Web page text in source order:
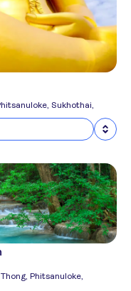
Sukhothai,
Phitsanuloke,